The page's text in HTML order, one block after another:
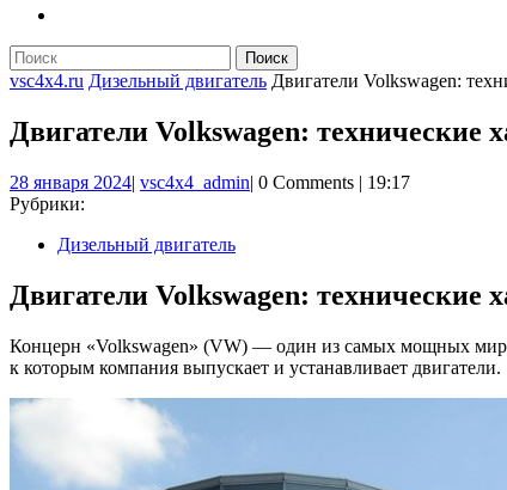
КНОПКА
Найти:
vsc4x4.ru Дизельный двигатель Двигатели Volkswagen:
Двигатели Volkswagen: технические
28 января 202428
| vsc4x4_adminvsc4x4_admin
| 0 Comments | 19:17
Рубрики:
Дизельный двигатель
Двигатели Volkswagen: технические
Концерн «Volkswagen» (VW) — один из самых мощных
к которым компания выпускает и устанавливает двигатели.